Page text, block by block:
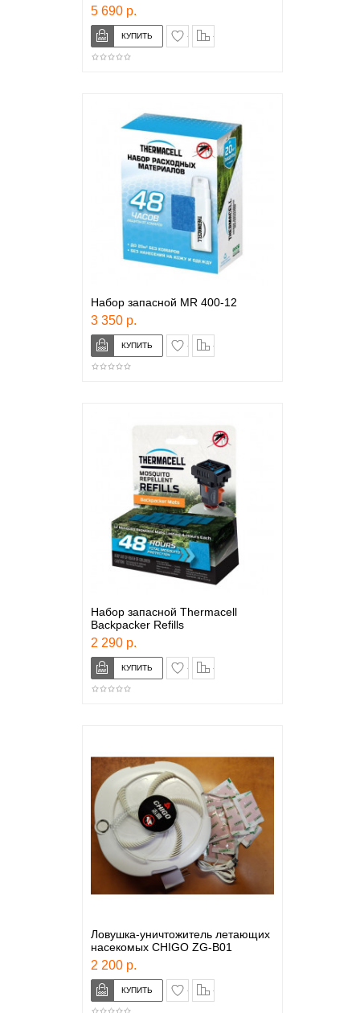
5 690 р.
в закладки
Набор запасной MR 400-12
3 350 р.
в закладки
Набор запасной Thermacell
Backpacker Refills
2 290 р.
в закладки
Ловушка-уничтожитель летающих
насекомых CHIGO ZG-B01
2 200 р.
в закладки